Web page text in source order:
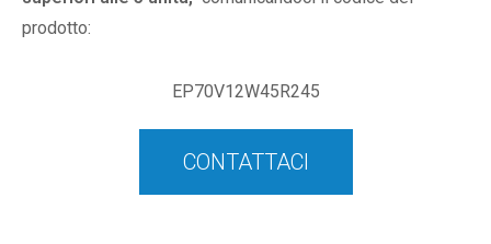
prodotto:
EP70V12W45R245
CONTATTACI